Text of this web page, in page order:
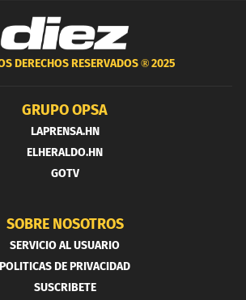
DERECHOS RESERVADOS ®2025
GRUPO OPSA
LAPRENSA.HN
ELHERALDO.HN
GOTV
SOBRE NOSOTROS
SERVICIO AL USUARIO
POLITICAS DE PRIVACIDAD
SUSCRIBETE